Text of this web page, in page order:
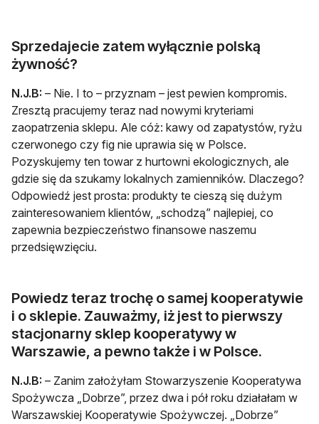
Sprzedajecie zatem wyłącznie polską
żywność?
N.J.B: – Nie. I to – przyznam – jest pewien kompromis.
Zresztą pracujemy teraz nad nowymi kryteriami
zaopatrzenia sklepu. Ale cóż: kawy od zapatystów, ryżu
czerwonego czy fig nie uprawia się w Polsce.
Pozyskujemy ten towar z hurtowni ekologicznych, ale
gdzie się da szukamy lokalnych zamienników. Dlaczego?
Odpowiedź jest prosta: produkty te cieszą się dużym
zainteresowaniem klientów, „schodzą” najlepiej, co
zapewnia bezpieczeństwo finansowe naszemu
przedsięwzięciu.
Powiedz teraz trochę o samej kooperatywie
i o sklepie. Zauważmy, iż jest to pierwszy
stacjonarny sklep kooperatywy w
Warszawie, a pewno także i w Polsce.
N.J.B: – Zanim założyłam Stowarzyszenie Kooperatywa
Spożywcza „Dobrze”, przez dwa i pół roku działałam w
Warszawskiej Kooperatywie Spożywczej. „Dobrze”